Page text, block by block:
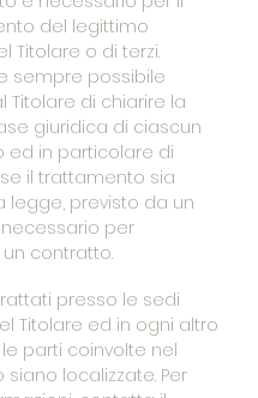
del legittimo
Titolare o di terzi.
sempre possibile
Titolare di chiarire la
giuridica di ciascun
ed in particolare di
il trattamento sia
legge, previsto da un
per
contratto.
presso le sedi
Titolare ed in ogni altro
parti coinvolte nel
localizzate. Per